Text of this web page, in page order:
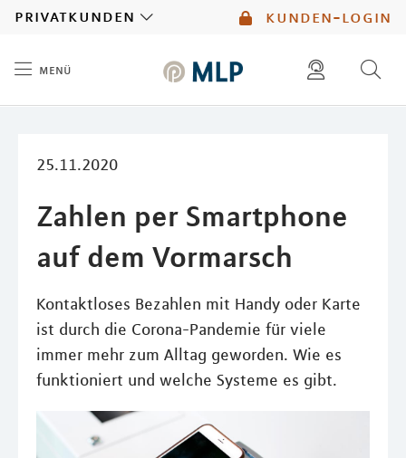
kunden-login
privatkunden
menü
25.11.2020
Zahlen per Smartphone
auf dem Vormarsch
Kontaktloses Bezahlen mit Handy oder Karte
ist durch die Corona-Pandemie für viele
immer mehr zum Alltag geworden. Wie es
funktioniert und welche Systeme es gibt.